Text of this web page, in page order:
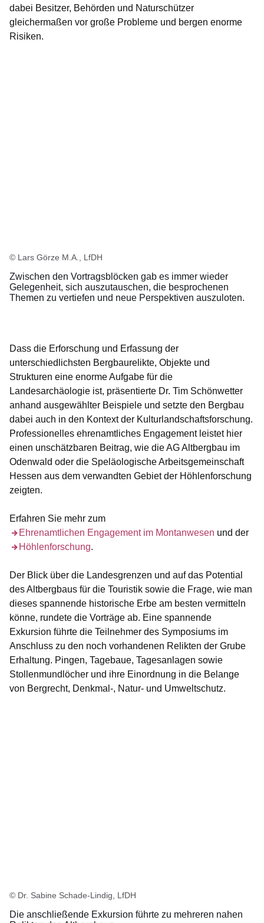
dabei Besitzer, Behörden und Naturschützer
gleichermaßen vor große Probleme und bergen enorme
Risiken.
© Lars Görze M.A., LfDH
Zwischen den Vortragsblöcken gab es immer wieder
Gelegenheit, sich auszutauschen, die besprochenen
Themen zu vertiefen und neue Perspektiven auszuloten.
Dass die Erforschung und Erfassung der
unterschiedlichsten Bergbaurelikte, Objekte und
Strukturen eine enorme Aufgabe für die
Landesarchäologie ist, präsentierte Dr. Tim Schönwetter
anhand ausgewählter Beispiele und setzte den Bergbau
dabei auch in den Kontext der Kulturlandschaftsforschung.
Professionelles ehrenamtliches Engagement leistet hier
einen unschätzbaren Beitrag, wie die AG Altbergbau im
Odenwald oder die Speläologische Arbeitsgemeinschaft
Hessen aus dem verwandten Gebiet der Höhlenforschung
zeigten.
Erfahren Sie mehr zum
Ehrenamtlichen Engagement im Montanwesen und der
Höhlenforschung.
Der Blick über die Landesgrenzen und auf das Potential
des Altbergbaus für die Touristik sowie die Frage, wie man
dieses spannende historische Erbe am besten vermitteln
könne, rundete die Vorträge ab. Eine spannende
Exkursion führte die Teilnehmer des Symposiums im
Anschluss zu den noch vorhandenen Relikten der Grube
Erhaltung. Pingen, Tagebaue, Tagesanlagen sowie
Stollenmundlöcher und ihre Einordnung in die Belange
von Bergrecht, Denkmal-, Natur- und Umweltschutz.
© Dr. Sabine Schade-Lindig, LfDH
Die anschließende Exkursion führte zu mehreren nahen